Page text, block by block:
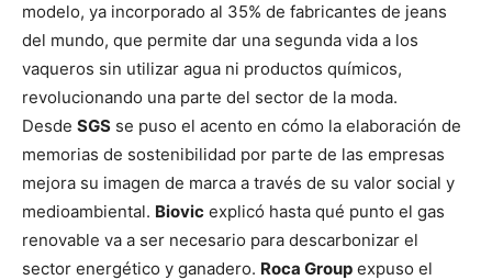
modelo, ya incorporado al 35% de fabricantes de jeans
del mundo, que permite dar una segunda vida a los
vaqueros sin utilizar agua ni productos químicos,
revolucionando una parte del sector de la moda.
Desde SGS se puso el acento en cómo la elaboración de
memorias de sostenibilidad por parte de las empresas
mejora su imagen de marca a través de su valor social y
medioambiental. Biovic explicó hasta qué punto el gas
renovable va a ser necesario para descarbonizar el
sector energético y ganadero. Roca Group expuso el